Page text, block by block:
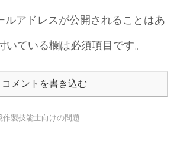
ルアドレスが公開されることはあ
いている欄は必須項目です。
コメントを書き込む
作製技能士向けの問題